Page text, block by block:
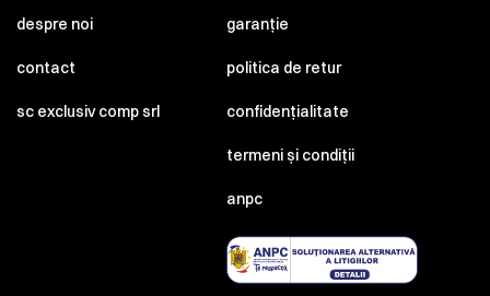
despre noi
contact
sc exclusiv comp srl
garanție
politica de retur
confidențialitate
termeni și condiții
anpc